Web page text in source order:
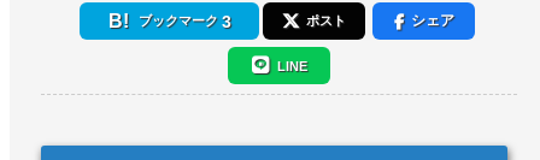
ブックマーク 3 ポスト シェア
LINE